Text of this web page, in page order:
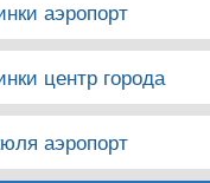
аэропорт
центр города
аэропорт